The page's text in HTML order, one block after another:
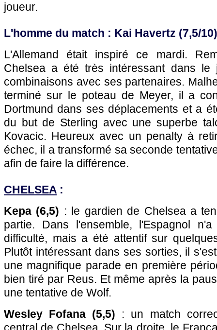
joueur.
L'homme du match : Kai Havertz (7,5/10)
L'Allemand était inspiré ce mardi.
Chelsea a été très intéressant dans le
combinaisons avec ses partenaires.
terminé sur le poteau de Meyer, il a
Dortmund dans ses déplacements et a
du but de Sterling avec une superbe
Kovacic. Heureux avec un penalty à
échec, il a transformé sa seconde
afin de faire la différence.
CHELSEA :
Kepa (6,5) : le gardien de Chelsea a
partie. Dans l'ensemble, l'Espagnol
difficulté, mais a été attentif sur
Plutôt intéressant dans ses sorties, il
une magnifique parade en première
bien tiré par Reus. Et même après la
une tentative de Wolf.
Wesley Fofana (5,5) : un match